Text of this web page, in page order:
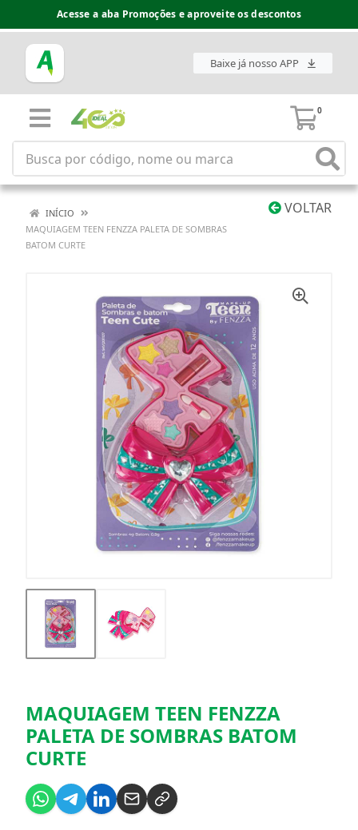
Acesse a aba Promoções e aproveite os descontos
Baixe já nosso APP
0
VOLTAR
INÍCIO
MAQUIAGEM TEEN FENZZA PALETA DE SOMBRAS
BATOM CURTE
MAQUIAGEM TEEN FENZZA
PALETA DE SOMBRAS BATOM
CURTE